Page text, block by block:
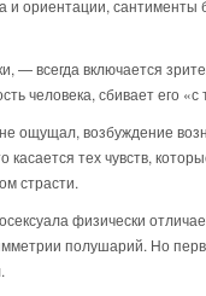
и ориентации, сантименты
— всегда включается
человека, сбивает его «с
ощущал, возбуждение
касается тех чувств,
страсти.
физически
полушарий. Но